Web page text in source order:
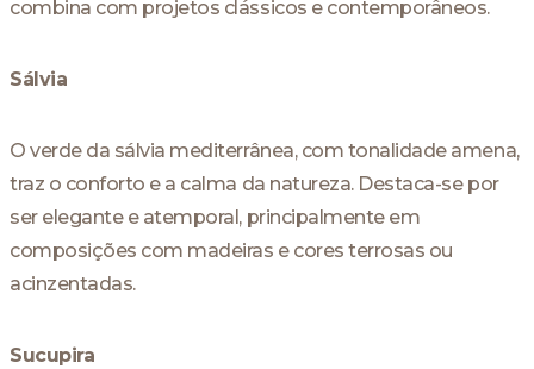
combina com projetos clássicos e contemporâneos.
Sálvia
O verde da sálvia mediterrânea, com tonalidade amena,
traz o conforto e a calma da natureza. Destaca-se por
ser elegante e atemporal, principalmente em
composições com madeiras e cores terrosas ou
acinzentadas.
Sucupira